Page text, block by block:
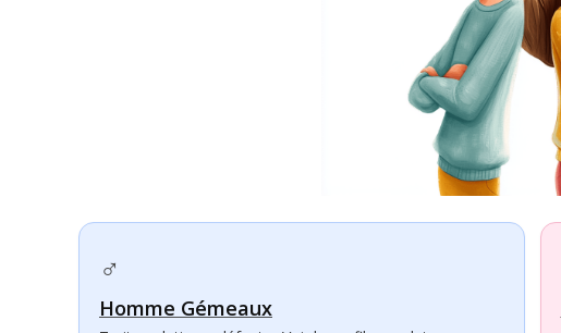
♂
Homme Gémeaux